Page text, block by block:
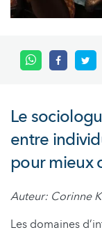
Le
entre
pour mieux
Auteur: Corinne
Les domaines